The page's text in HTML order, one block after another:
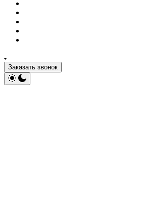
Заказать звонок